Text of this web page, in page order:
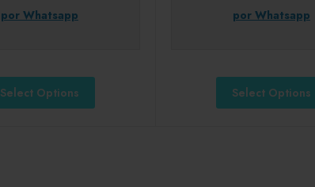
por Whatsapp
Select Options
por Whatsapp
Select Options